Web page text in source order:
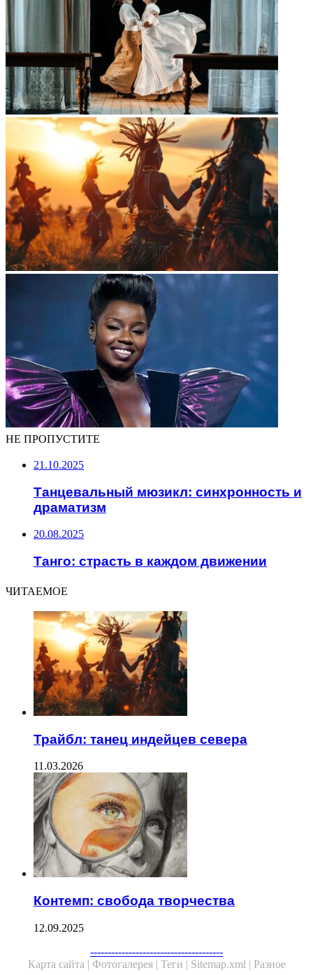
НЕ ПРОПУСТИТЕ
21.10.2025
Танцевальный мюзикл: синхронность и
драматизм
20.08.2025
Танго: страсть в каждом движении
ЧИТАЕМОЕ
Трайбл: танец индейцев севера
11.03.2026
Контемп: свобода творчества
12.09.2025
--------------------------------------
Карта сайта | Фотогалерея | Теги | Sitemap.xml | Разное